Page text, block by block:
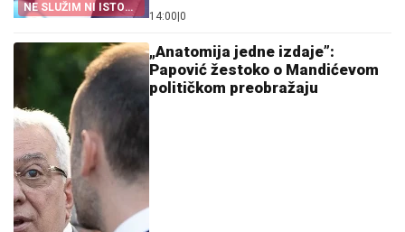
NE SLUŽIM NI ISTOKU
NI ZAPADU
14:00 0
„Anatomija jedne izdaje”:
Papović žestoko o Mandićevom
političkom preobražaju